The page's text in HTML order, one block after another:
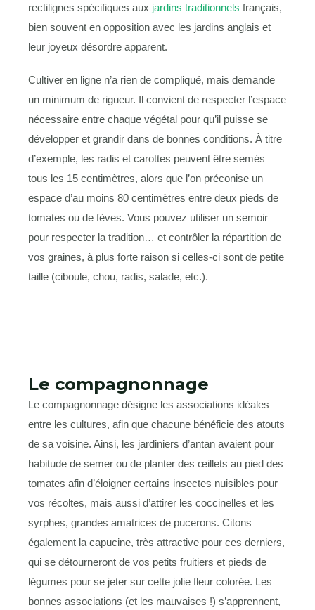
rectilignes spécifiques aux jardins traditionnels français,
bien souvent en opposition avec les jardins anglais et
leur joyeux désordre apparent.
Cultiver en ligne n’a rien de compliqué, mais demande
un minimum de rigueur. Il convient de respecter l’espace
nécessaire entre chaque végétal pour qu’il puisse se
développer et grandir dans de bonnes conditions. À titre
d’exemple, les radis et carottes peuvent être semés
tous les 15 centimètres, alors que l’on préconise un
espace d’au moins 80 centimètres entre deux pieds de
tomates ou de fèves. Vous pouvez utiliser un semoir
pour respecter la tradition… et contrôler la répartition de
vos graines, à plus forte raison si celles-ci sont de petite
taille (ciboule, chou, radis, salade, etc.).
Le compagnonnage
Le compagnonnage désigne les associations idéales
entre les cultures, afin que chacune bénéficie des atouts
de sa voisine. Ainsi, les jardiniers d’antan avaient pour
habitude de semer ou de planter des œillets au pied des
tomates afin d’éloigner certains insectes nuisibles pour
vos récoltes, mais aussi d’attirer les coccinelles et les
syrphes, grandes amatrices de pucerons. Citons
également la capucine, très attractive pour ces derniers,
qui se détourneront de vos petits fruitiers et pieds de
légumes pour se jeter sur cette jolie fleur colorée. Les
bonnes associations (et les mauvaises !) s’apprennent,